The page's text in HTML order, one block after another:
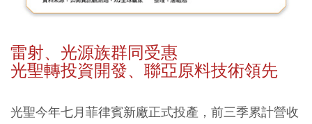
雷射、光源族群同受惠
光聖轉投資開發、聯亞原料技術領先
光聖今年七月菲律賓新廠正式投產，前三季累計營收